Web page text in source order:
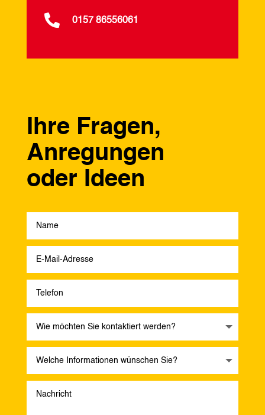
 0157 86556061
Ihre Fragen,
Anregungen
oder Ideen